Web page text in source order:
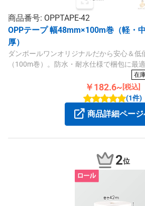
商品番号: OPPTAPE-42
OPPテープ 幅48mm×100m巻（軽・
厚）
ダンボールワンオリジナルだから安心＆低
（100m巻）。防水・耐水仕様で梱包に最
在
￥182.6~ [税込]
(1件)
商品詳細ペー
2位